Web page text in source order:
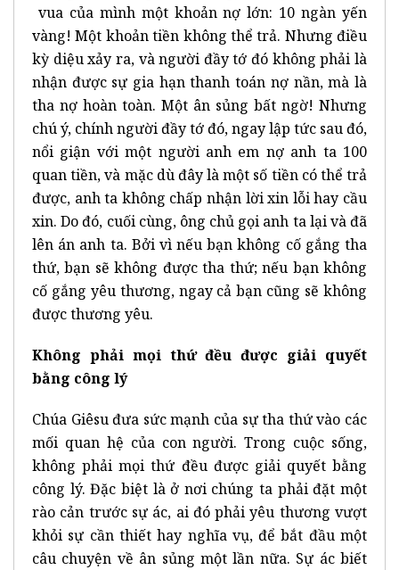
vua của mình một khoản nợ lớn: 10 ngàn yến
vàng! Một khoản tiền không thể trả. Nhưng điều
kỳ diệu xảy ra, và người đầy tớ đó không phải là
nhận được sự gia hạn thanh toán nợ nần, mà là
tha nợ hoàn toàn. Một ân sủng bất ngờ! Nhưng
chú ý, chính người đầy tớ đó, ngay lập tức sau đó,
nổi giận với một người anh em nợ anh ta 100
quan tiền, và mặc dù đây là một số tiền có thể trả
được, anh ta không chấp nhận lời xin lỗi hay cầu
xin. Do đó, cuối cùng, ông chủ gọi anh ta lại và đã
lên án anh ta. Bởi vì nếu bạn không cố gắng tha
thứ, bạn sẽ không được tha thứ; nếu bạn không
cố gắng yêu thương, ngay cả bạn cũng sẽ không
được thương yêu.
Không phải mọi thứ đều được giải quyết
bằng công lý
Chúa Giêsu đưa sức mạnh của sự tha thứ vào các
mối quan hệ của con người. Trong cuộc sống,
không phải mọi thứ đều được giải quyết bằng
công lý. Đặc biệt là ở nơi chúng ta phải đặt một
rào cản trước sự ác, ai đó phải yêu thương vượt
khỏi sự cần thiết hay nghĩa vụ, để bắt đầu một
câu chuyện về ân sủng một lần nữa. Sự ác biết